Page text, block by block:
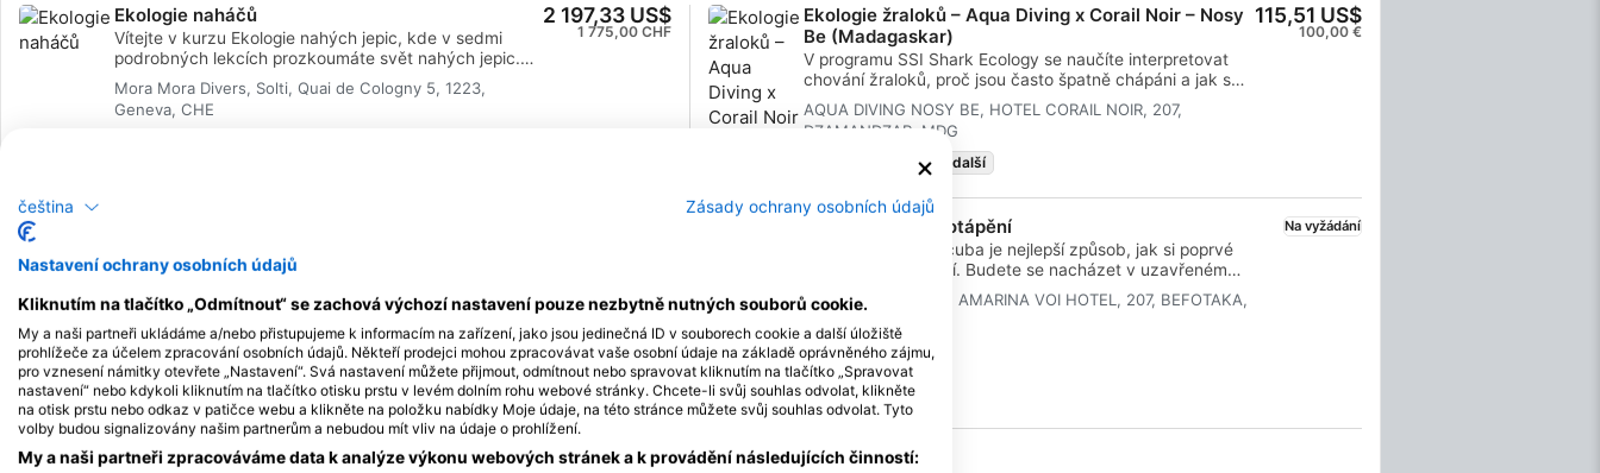
Ekologie naháčů
Vítejte v kurzu Ekologie nahých jepic, kde v sedmi
podrobných lekcích prozkoumáte svět nahých jepic.
Začněte jejich klasifikací a stanovišti, poté se
seznámíte s jejich pohybovým, smyslovým a dýchacím
ústrojím. Objevte jejich složité rozmnožovací strategie,
mořské biologie, studenty a zvídavé. Přidejte se k nám
a objevte tajemství nahých korýšů.
Mora Mora Divers, Solti, Quai de Cologny 5, 1223,
Geneva, CHE
2 197,33 US$
1 775,00 CHF
Ekologie žraloků – Aqua Diving x Corail Noir – Nosy
Be (Madagaskar)
V programu SSI Shark Ecology se naučíte interpretovat
chování žraloků, proč jsou často špatně chápáni a jak s
nimi potápět. Je to ideální kurz pro milovníky žraloků i pro
potápěče, kteří mají z žraloků obavy, ale chtějí svůj strach
překonat. Po absolvování tohoto programu získáte
certifikaci SSI Shark Ecology Specialty a bezpochyby se
stanete nadšeným potápěčem se žraloky. Začněte ještě
dnes!Naše potápěčské centrum Aqua Diving je součástí
autentického hotelu Corail Noir, který se nachází v
Ambaro (Nosy Be). Abychom vám usnadnili výcvik a
zajistili si účast, důrazně vám doporučujeme rezervovat si
ubytování v hotelu Corail Noir.
AQUA DIVING NOSY BE, HOTEL CORAIL NOIR, 207,
DZAMANDZAR, MDG
+21 další
115,51 US$
100,00 €
Korálové útesy jsou mezi potápěči velmi oblíbené, a to
mořského života je kouzelné. Tyto vzácné ekosystémy
jsou fascinující a speciální program SSI Coral Identification
je nejlepší způsob, jak se o korálových útesech něco
dozvědět a vytěžit z potápění na útesech maximum. V
tomto specializovaném programu potápění s korály se
naučíte rozpoznávat různé korály a získáte certifikát SSI
Coral Identification specialty. Naše potápěčské centrum
Aqua Diving je součástí autentického hotelu Corail Noir v
DZAMANDZAR, MDG
4. prosince 2026 +7 další
Vyzkoušejte si potápění
Program SSI Try Scuba je nejlepší způsob, jak si poprvé
vyzkoušet potápění. Budete se nacházet v uzavřeném
bazénu a pod dobrým dohledem instruktora, takže si budete
moci vychutnat první nezapomenutelné nádechy pod vodou
a zažít kouzlo potápění. Na konci tohoto krátkého kurzu
získáte průkaz uznání SSI Try Scuba a nepochybně se
budete chtít potápět znovu. Čekají na vás nekonečná
podvodní dobrodružství a tímto kurzem to všechno začíná.
Začněte ještě dnes!
BLUE WAVE DIVING, AMARINA VOI HOTEL, 207, BEFOTAKA,
Na vyžádání
čeština Zásady ochrany osobních údajů
Nastavení ochrany osobních údajů
Kliknutím na tlačítko „Odmítnout“ se zachová výchozí nastavení pouze nezbytně nutných souborů cookie.
My a naši partneři ukládáme a/nebo přistupujeme k informacím na zařízení, jako jsou jedinečná ID v souborech cookie a další úložiště
prohlížeče za účelem zpracování osobních údajů. Někteří prodejci mohou zpracovávat vaše osobní údaje na základě oprávněného zájmu,
pro vznesení námitky otevřete „Nastavení“. Svá nastavení můžete přijmout, odmítnout nebo spravovat kliknutím na tlačítko „Spravovat
nastavení“ nebo kdykoli kliknutím na tlačítko otisku prstu v levém dolním rohu webové stránky. Chcete-li svůj souhlas odvolat, klikněte
na otisk prstu nebo odkaz v patičce webu a klikněte na položku nabídky Moje údaje, na této stránce můžete svůj souhlas odvolat. Tyto
volby budou signalizovány našim partnerům a nebudou mít vliv na údaje o prohlížení.
My a naši partneři zpracováváme data k analýze výkonu webových stránek a k provádění následujících činností: